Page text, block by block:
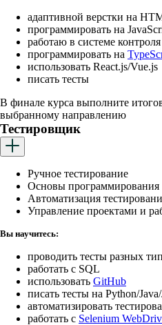
адаптивной верстки на
программировать на
работаю в системе
программировать на
использовать React.js/Vue.js
писать тесты
В финале курса выполните
выбранному направлению
Тестировщик
Ручное тестирование
Основы программирования
Автоматизация
Управление проектами и
Вы научитесь:
проводить тесты разных
работать с SQL
использовать GitHub
писать тесты на Python/
автоматизировать
работать с Selenium